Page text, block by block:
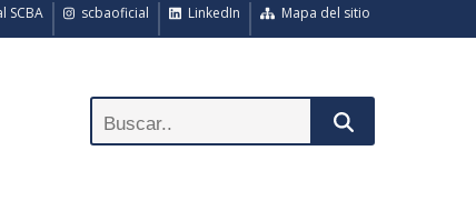
Mapa del sitio
LinkedIn
scbaoficial
SCBA